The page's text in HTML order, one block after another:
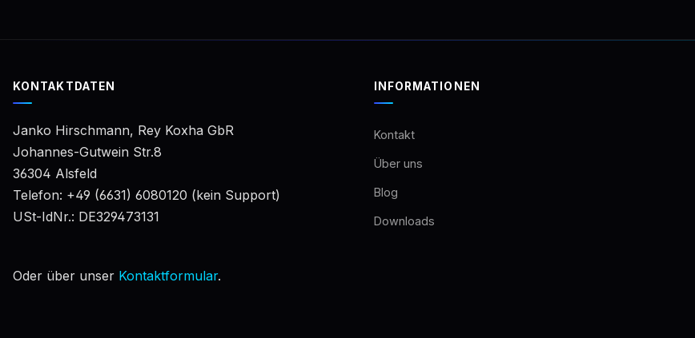
KONTAKTDATEN
Janko Hirschmann, Rey Koxha GbR
Johannes-Gutwein Str.8
36304 Alsfeld
Telefon: +49 (6631) 6080120 (kein Support)
USt-IdNr.: DE329473131
Oder über unser Kontaktformular.
INFORMATIONEN
Kontakt
Über uns
Blog
Downloads